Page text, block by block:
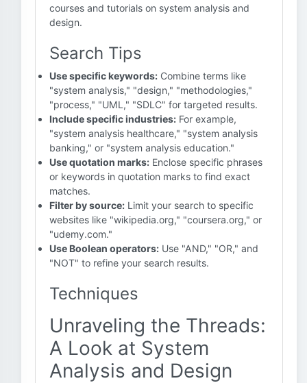
courses and tutorials on system analysis and
design.
Search Tips
Use specific keywords: Combine terms like
"system analysis," "design," "methodologies,"
"process," "UML," "SDLC" for targeted results.
Include specific industries: For example,
"system analysis healthcare," "system analysis
banking," or "system analysis education."
Use quotation marks: Enclose specific phrases
or keywords in quotation marks to find exact
matches.
Filter by source: Limit your search to specific
websites like "wikipedia.org," "coursera.org," or
"udemy.com."
Use Boolean operators: Use "AND," "OR," and
"NOT" to refine your search results.
Techniques
Unraveling the Threads:
A Look at System
Analysis and Design